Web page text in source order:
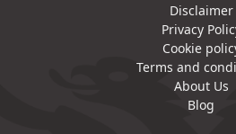
Disclaimer
Privacy
Cookie
Terms and
About Us
Blog